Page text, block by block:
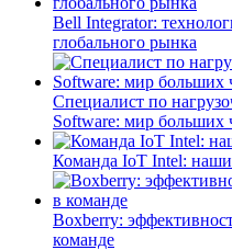
Bell Integrator:
глобального рынка
Специалист по
Software: мир больших
Команда IoT Intel:
Boxberry:
команде